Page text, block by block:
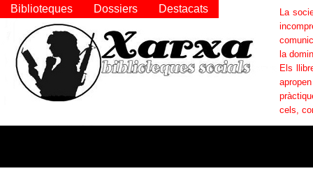
La
la
Els
cels,
Biblioteques Dossiers Destacats